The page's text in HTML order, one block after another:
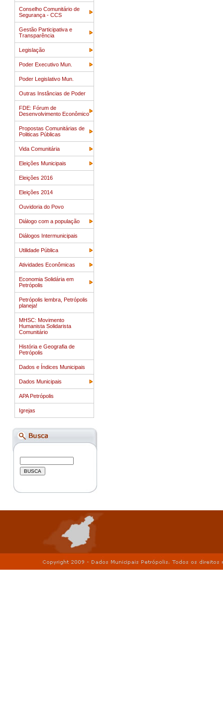
Conselho Comunitário de
Segurança - CCS
Gestão Participativa e
Transparência
Legislação
Poder Executivo Mun.
Poder Legislativo Mun.
Outras Instâncias de Poder
FDE: Fórum de
Desenvolvimento Econômico
Propostas Comunitárias de
Politicas Públicas
Vida Comunitária
Eleições Municipais
Eleições 2016
Eleições 2014
Ouvidoria do Povo
Diálogo com a população
Diálogos Intermunicipais
Utilidade Pública
Atividades Econômicas
Economia Solidária em
Petrópolis
Petrópolis lembra, Petrópolis
planeja!
MHSC: Movimento
Humanista Solidarista
Comunitário
História e Geografia de
Petrópolis
Dados e Índices Municipais
Dados Municipais
APA Petrópolis
Igrejas